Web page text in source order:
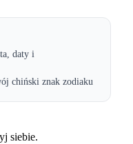
daty i
chiński znak zodiaku
siebie.